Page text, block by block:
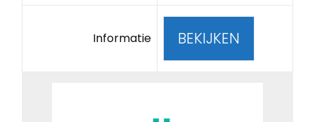
Informatie BEKIJKEN